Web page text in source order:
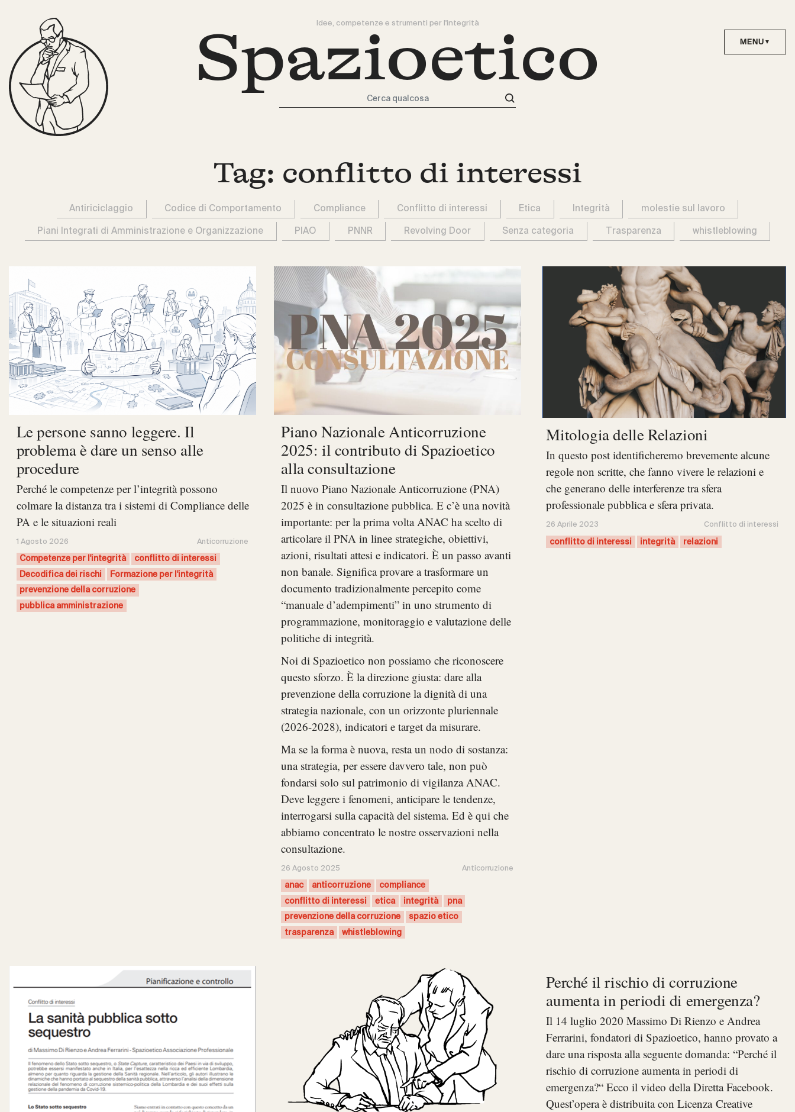
Idee, competenze e strumenti per l'integrità
Spazioetico
Tag: conflitto di interessi
Antiriciclaggio Codice di Comportamento Compliance Conflitto di interessi Etica Integrità molestie sul lavoro
Piani Integrati di Amministrazione e Organizzazione PIAO PNNR Revolving Door Senza categoria Trasparenza whistleblowing
Le persone sanno leggere. Il
problema è dare un senso alle
procedure
Perché le competenze per l’integrità possono
colmare la distanza tra i sistemi di Compliance delle
PA e le situazioni reali
1 Agosto 2026 Anticorruzione
Competenze per l'integrità
conflitto di interessi
Decodifica dei rischi
Formazione per l'integrità
prevenzione della corruzione
pubblica amministrazione
Piano Nazionale Anticorruzione
2025: il contributo di Spazioetico
alla consultazione
Il nuovo Piano Nazionale Anticorruzione (PNA)
2025 è in consultazione pubblica. E c’è una novità
importante: per la prima volta ANAC ha scelto di
articolare il PNA in linee strategiche, obiettivi,
azioni, risultati attesi e indicatori. È un passo avanti
non banale. Significa provare a trasformare un
documento tradizionalmente percepito come
“manuale d’adempimenti” in uno strumento di
programmazione, monitoraggio e valutazione delle
politiche di integrità.
Noi di Spazioetico non possiamo che riconoscere
questo sforzo. È la direzione giusta: dare alla
prevenzione della corruzione la dignità di una
strategia nazionale, con un orizzonte pluriennale
(2026-2028), indicatori e target da misurare.
Ma se la forma è nuova, resta un nodo di sostanza:
una strategia, per essere davvero tale, non può
fondarsi solo sul patrimonio di vigilanza ANAC.
Deve leggere i fenomeni, anticipare le tendenze,
interrogarsi sulla capacità del sistema. Ed è qui che
abbiamo concentrato le nostre osservazioni nella
consultazione.
26 Agosto 2025 Anticorruzione
anac anticorruzione
compliance
conflitto di interessi
etica integrità
pna
prevenzione della corruzione
spazio etico
trasparenza
whistleblowing
Mitologia delle Relazioni
In questo post identificheremo brevemente alcune
regole non scritte, che fanno vivere le relazioni e
che generano delle interferenze tra sfera
professionale pubblica e sfera privata.
26 Aprile 2023 Conflitto di interessi
conflitto di interessi integrità relazioni
Perché il rischio di corruzione
aumenta in periodi di emergenza?
Il 14 luglio 2020 Massimo Di Rienzo e Andrea
Ferrarini, fondatori di Spazioetico, hanno provato a
dare una risposta alla seguente domanda: “Perché il
rischio di corruzione aumenta in periodi di
emergenza?“ Ecco il video della Diretta Facebook.
Quest’opera è distribuita con Licenza Creative